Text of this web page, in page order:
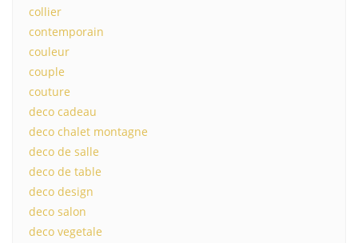
collier
contemporain
couleur
couple
couture
deco cadeau
deco chalet montagne
deco de salle
deco de table
deco design
deco salon
deco vegetale